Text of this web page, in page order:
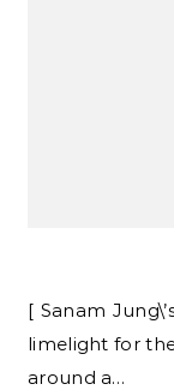
[ Sanam
limelight for
around a…